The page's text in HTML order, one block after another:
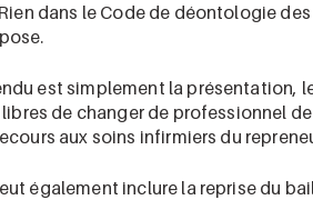
dans le Code de déontologie
est simplement la présentation,
de changer de professionnel
aux soins infirmiers du
également inclure la reprise du